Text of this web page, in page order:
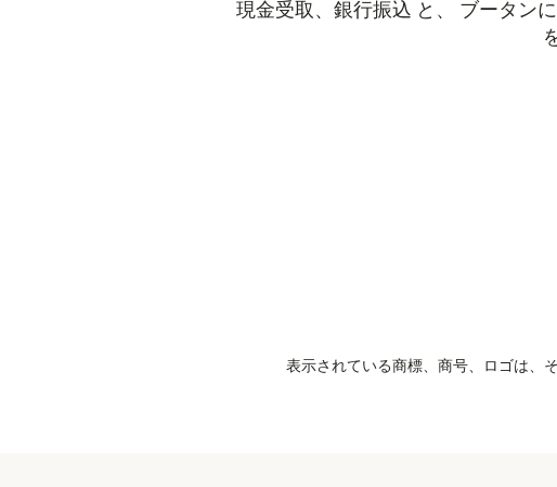
現金受取、銀行振込 と、 ブータン
表示されている商標、商号、ロゴは、